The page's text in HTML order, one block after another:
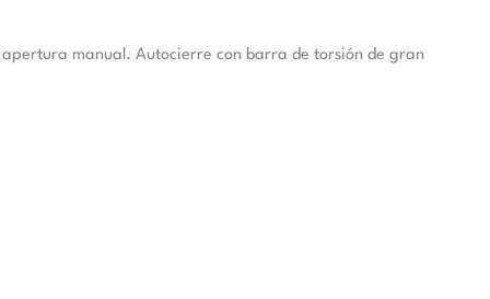
manual. Autocierre con barra de torsión de gran